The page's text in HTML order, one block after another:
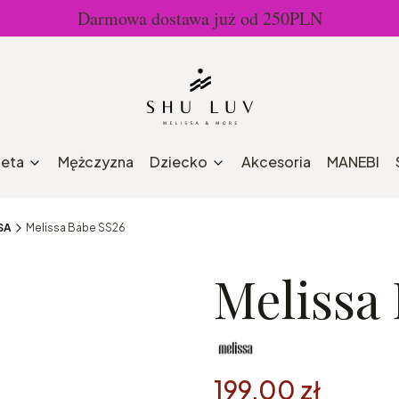
Darmowa dostawa już od 250PLN
Mężczyzna Dziecko Akcesoria MANEBI
Melissa Babe SS26
Melissa
199,00 zł